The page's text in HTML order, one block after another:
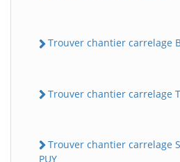
Trouver chantier carrelage
Trouver chantier carrelage
Trouver chantier carrelage
PUY